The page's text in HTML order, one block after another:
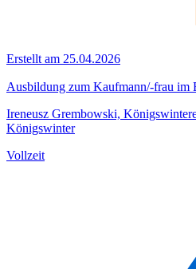
Erstellt am 25.04.2026
Ausbildung zum Kaufmann/-frau im
Ireneusz Grembowski,
Königswinter
Vollzeit